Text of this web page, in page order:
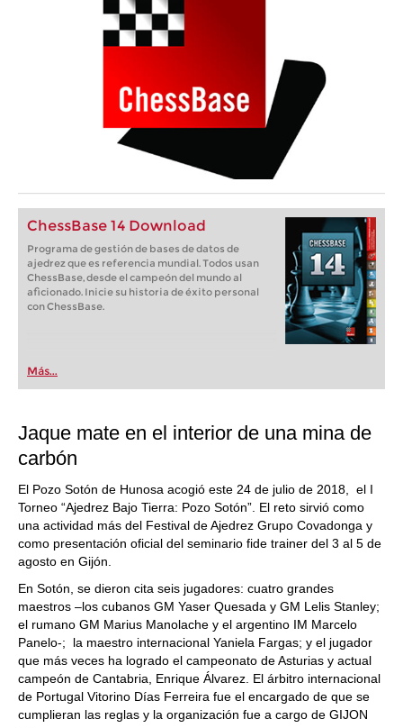
ChessBase 14 Download
Programa de gestión de bases de datos de
ajedrez que es referencia mundial. Todos usan
ChessBase, desde el campeón del mundo al
aficionado. Inicie su historia de éxito personal
con ChessBase.
Más...
Jaque mate en el interior de una mina de
carbón
El Pozo Sotón de Hunosa acogió este 24 de julio de 2018, el I
Torneo “Ajedrez Bajo Tierra: Pozo Sotón”. El reto sirvió como
una actividad más del Festival de Ajedrez Grupo Covadonga y
como presentación oficial del seminario fide trainer del 3 al 5 de
agosto en Gijón.
En Sotón, se dieron cita seis jugadores: cuatro grandes
maestros –los cubanos GM Yaser Quesada y GM Lelis Stanley;
el rumano GM Marius Manolache y el argentino IM Marcelo
Panelo-; la maestro internacional Yaniela Fargas; y el jugador
que más veces ha logrado el campeonato de Asturias y actual
campeón de Cantabria, Enrique Álvarez. El árbitro internacional
de Portugal Vitorino Días Ferreira fue el encargado de que se
cumplieran las reglas y la organización fue a cargo de GIJON